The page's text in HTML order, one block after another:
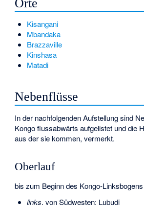
Orte
Kisangani
Mbandaka
Brazzaville
Kinshasa
Matadi
Nebenflüsse
In der nachfolgenden Aufstellung sind
Kongo flussabwärts aufgelistet und die
aus der sie kommen, vermerkt.
Oberlauf
bis zum Beginn des Kongo-
links, von Südwesten: Lubudi